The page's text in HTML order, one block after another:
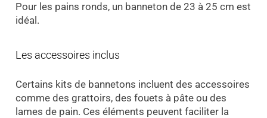
Pour les pains ronds, un banneton de 23 à 25 cm est
idéal.
Les accessoires inclus
Certains kits de bannetons incluent des accessoires
comme des grattoirs, des fouets à pâte ou des
lames de pain. Ces éléments peuvent faciliter la